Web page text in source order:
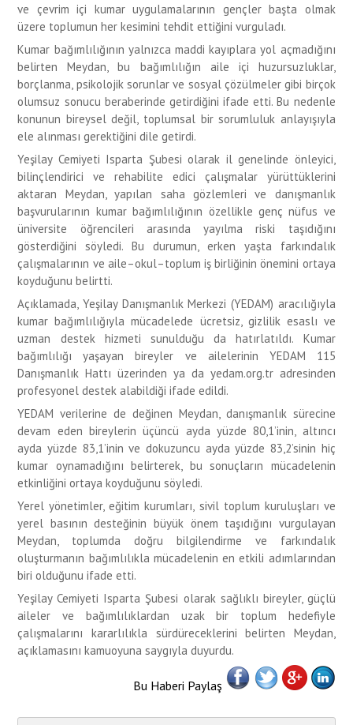
ve çevrim içi kumar uygulamalarının gençler başta olmak
üzere toplumun her kesimini tehdit ettiğini vurguladı.
Kumar bağımlılığının yalnızca maddi kayıplara yol açmadığını
belirten Meydan, bu bağımlılığın aile içi huzursuzluklar,
borçlanma, psikolojik sorunlar ve sosyal çözülmeler gibi birçok
olumsuz sonucu beraberinde getirdiğini ifade etti. Bu nedenle
konunun bireysel değil, toplumsal bir sorumluluk anlayışıyla
ele alınması gerektiğini dile getirdi.
Yeşilay Cemiyeti Isparta Şubesi olarak il genelinde önleyici,
bilinçlendirici ve rehabilite edici çalışmalar yürüttüklerini
aktaran Meydan, yapılan saha gözlemleri ve danışmanlık
başvurularının kumar bağımlılığının özellikle genç nüfus ve
üniversite öğrencileri arasında yayılma riski taşıdığını
gösterdiğini söyledi. Bu durumun, erken yaşta farkındalık
çalışmalarının ve aile–okul–toplum iş birliğinin önemini ortaya
koyduğunu belirtti.
Açıklamada, Yeşilay Danışmanlık Merkezi (YEDAM) aracılığıyla
kumar bağımlılığıyla mücadelede ücretsiz, gizlilik esaslı ve
uzman destek hizmeti sunulduğu da hatırlatıldı. Kumar
bağımlılığı yaşayan bireyler ve ailelerinin YEDAM 115
Danışmanlık Hattı üzerinden ya da yedam.org.tr adresinden
profesyonel destek alabildiği ifade edildi.
YEDAM verilerine de değinen Meydan, danışmanlık sürecine
devam eden bireylerin üçüncü ayda yüzde 80,1’inin, altıncı
ayda yüzde 83,1’inin ve dokuzuncu ayda yüzde 83,2’sinin hiç
kumar oynamadığını belirterek, bu sonuçların mücadelenin
etkinliğini ortaya koyduğunu söyledi.
Yerel yönetimler, eğitim kurumları, sivil toplum kuruluşları ve
yerel basının desteğinin büyük önem taşıdığını vurgulayan
Meydan, toplumda doğru bilgilendirme ve farkındalık
oluşturmanın bağımlılıkla mücadelenin en etkili adımlarından
biri olduğunu ifade etti.
Yeşilay Cemiyeti Isparta Şubesi olarak sağlıklı bireyler, güçlü
aileler ve bağımlılıklardan uzak bir toplum hedefiyle
çalışmalarını kararlılıkla sürdüreceklerini belirten Meydan,
açıklamasını kamuoyuna saygıyla duyurdu.
Bu Haberi Paylaş